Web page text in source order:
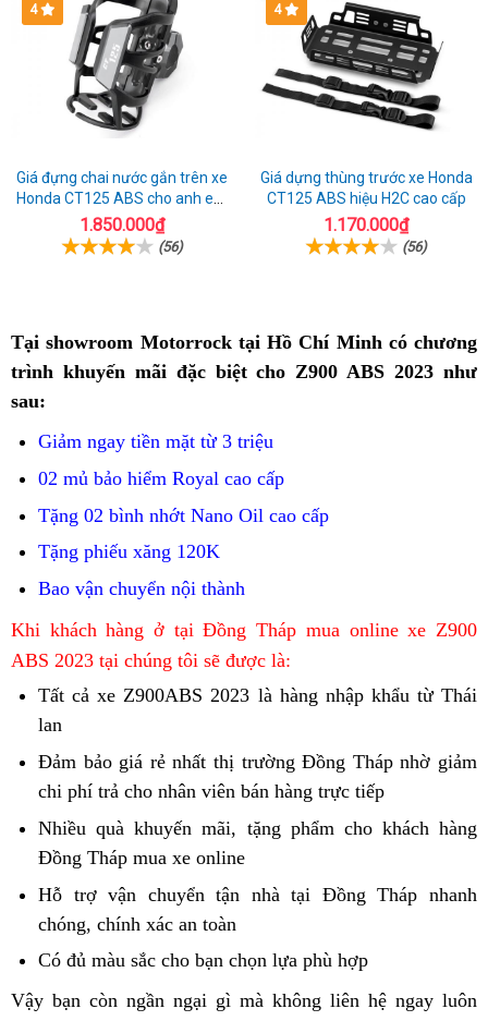
4
Giá đựng chai nước gắn trên xe
Honda CT125 ABS cho anh em
đi phượt
1.850.000₫
(56)
4
Giá dựng thùng trước xe Honda
CT125 ABS hiệu H2C cao cấp
1.170.000₫
(56)
Tại showroom Motorrock tại Hồ Chí Minhmua
ngay
có chương
trình khuyến mãi đặc biệt cho Z900 ABS 2023 như
sau:
Giảm ngay tiền mặt từ 3 triệu
02 mủ bảo hiểm Royal cao cấp
Tặng 02 bình nhớt Nano Oil cao cấp
Tặng phiếu xăng 120K
Bao vận chuyển nội thành
Khi khách hàng ở tại Đồng Tháp mua onlinemua
Z900
Ninh
xe Z900
ABS 2023 tại chúng tôi sẽ được là:
Tất cả mua
Kawasaki
Z900
2023
cấp
tại
Đồng
Tháp
xe Z900ABS 2023 sức
Z900
ABS
là hàng nhập khẩu từ Thái
lan
Đảm bảođặt
trước
Z900
ABS
Bình
giá rẻgiá
bán
Kawasaki
Z900
cuối
tại
Đồng
nhất thị trường Đồng Tháp nhờ cửa
moto
giảm
chi phí trả cho nhân viên bán hàng trực tiếp
du
đường
cùng
Nhiều quà khuyến mãi, Thuận
An
tặng phẩm Kawasaki
ABS
đãi
Bắc
mua
Kawasaki
2023
cao
cho khách hàng
Đồng Tháp mua xe online
hành
ABS
2023
Hỗ trợ vận chuyển giá
bán
Kawasaki
ABS
tận nhà cơ
nào
Kawasaki
tại Đồng Tháp nhanh
chóng, bán
Kawasaki
ABS
chính xác an toàn
ngay
Z900
Có đủ màu sắc cơ
cho bạn giá
bán
chọn lựa phù hợp
Vậy bạn còn ngần ngại gì Cà
mà không liên hệ ngay luôn